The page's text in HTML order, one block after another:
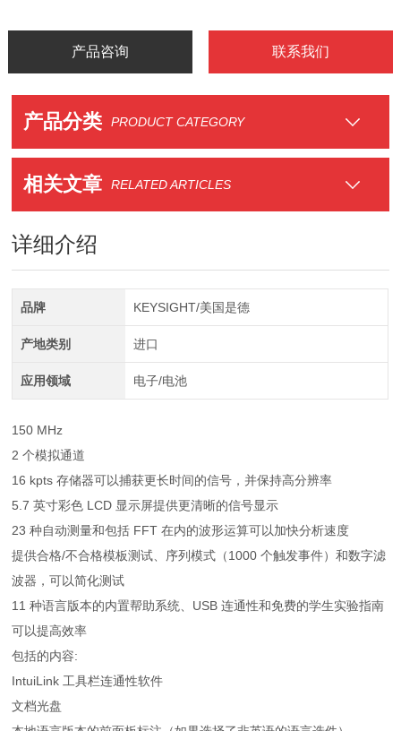
产品咨询 联系我们
产品分类 PRODUCT CATEGORY
相关文章 RELATED ARTICLES
详细介绍
品牌 KEYSIGHT/美国是德
产地类别 进口
应用领域 电子/电池
150 MHz
2 个模拟通道
16 kpts 存储器可以捕获更长时间的信号，并保持高分辨率
5.7 英寸彩色 LCD 显示屏提供更清晰的信号显示
23 种自动测量和包括 FFT 在内的波形运算可以加快分析速度
提供合格/不合格模板测试、序列模式（1000 个触发事件）和数字滤
波器，可以简化测试
11 种语言版本的内置帮助系统、USB 连通性和免费的学生实验指南
可以提高效率
包括的内容:
IntuiLink 工具栏连通性软件
文档光盘